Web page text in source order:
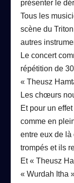
présenter le
Tous les
scène du
autres
Le concert
répétition de
« Theusz
Les chœurs
Et pour un
comme en
entre eux de
trompés et ils
Et « Theusz
« Wurdah Itha